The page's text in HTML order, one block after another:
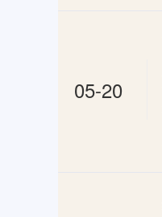
05-20